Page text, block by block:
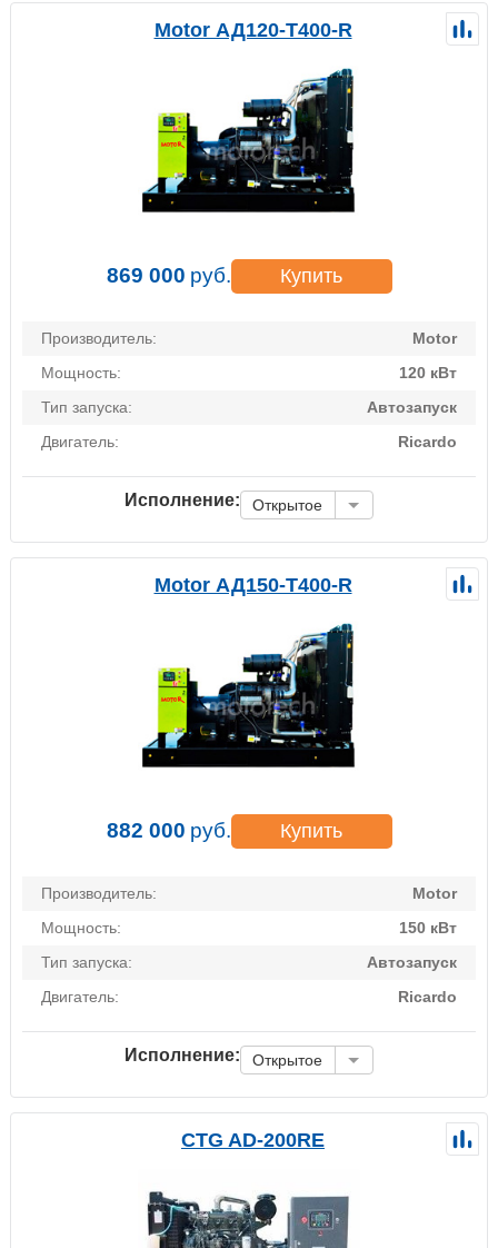
Motor АД120-Т400-R
869 000 руб. Купить
Производитель:
Motor
Мощность:
120 кВт
Тип запуска:
Автозапуск
Двигатель:
Ricardo
Исполнение: Открытое
Motor АД150-Т400-R
882 000 руб. Купить
Производитель:
Motor
Мощность:
150 кВт
Тип запуска:
Автозапуск
Двигатель:
Ricardo
Исполнение: Открытое
CTG AD-200RE